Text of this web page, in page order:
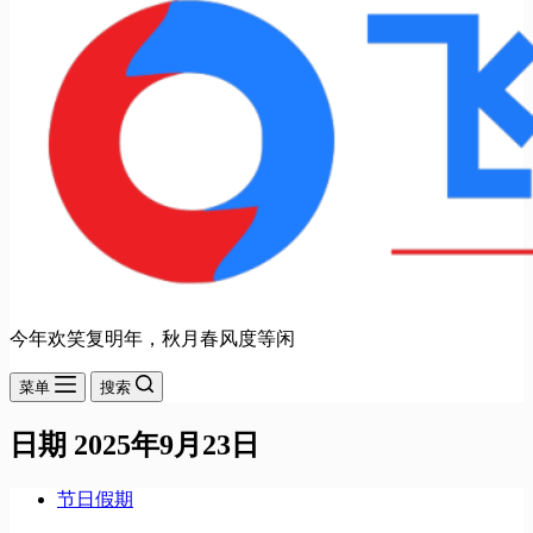
今年欢笑复明年，秋月春风度等闲
菜单 搜索
日期 2025年9月23日
节日假期